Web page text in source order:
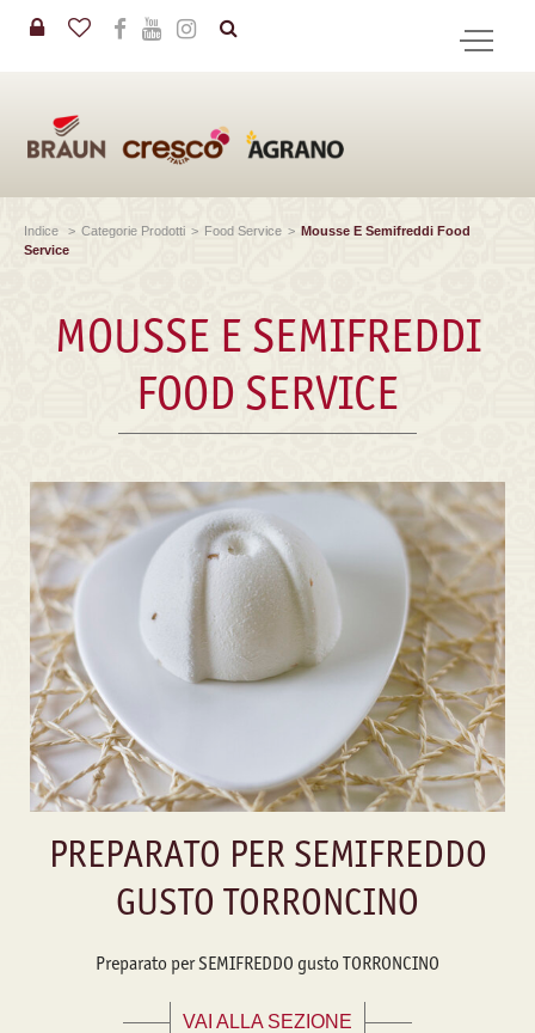
Indice > Categorie Prodotti > Food Service > Mousse E Semifreddi Food
Service
MOUSSE E SEMIFREDDI
FOOD SERVICE
PREPARATO PER SEMIFREDDO
GUSTO TORRONCINO
Preparato per SEMIFREDDO gusto TORRONCINO
VAI ALLA SEZIONE